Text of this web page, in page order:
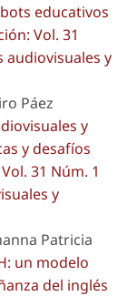
educativos
Vol. 31
audiovisuales y
Páez
y
y desafíos
31 Núm. 1
y
Patricia
un modelo
del inglés